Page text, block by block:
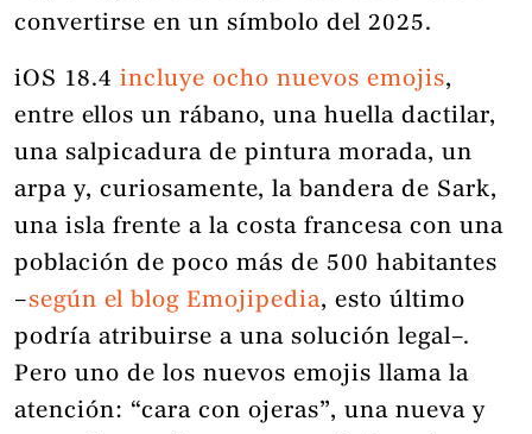
convertirse en un símbolo del 2025.
iOS 18.4 incluye ocho nuevos emojis,
entre ellos un rábano, una huella dactilar,
una salpicadura de pintura morada, un
arpa y, curiosamente, la bandera de Sark,
una isla frente a la costa francesa con una
población de poco más de 500 habitantes
–según el blog Emojipedia, esto último
podría atribuirse a una solución legal–.
Pero uno de los nuevos emojis llama la
atención: “cara con ojeras”, una nueva y